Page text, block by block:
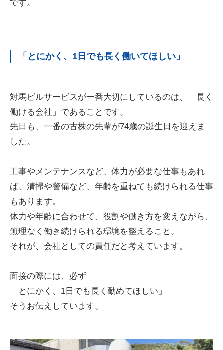
です。
「とにかく、1日でも長く働いてほしい」
対馬ビルサービスが一番大切にしているのは、「長く
働ける会社」であることです。
先日も、一番の古株の先輩が74歳の誕生日を迎えま
した。
工事やメンテナンスなど、体力が必要な仕事もあれ
ば、清掃や警備など、年齢を重ねても続けられる仕事
もあります。
体力や年齢に合わせて、役割や働き方を変えながら、
無理なく働き続けられる環境を整えること。
それが、会社としての責任だと考えています。
面接の際には、必ず
「とにかく、1日でも長く勤めてほしい」
そうお伝えしています。